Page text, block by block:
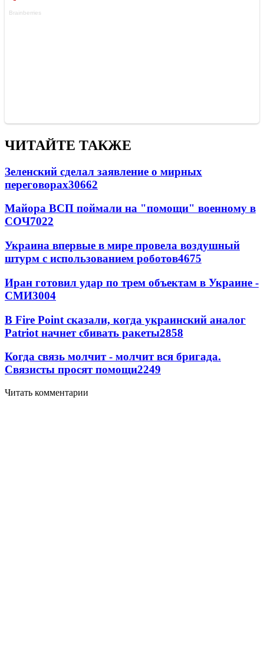
ЧИТАЙТЕ ТАКЖЕ
Зеленский сделал заявление о мирных
переговорах30662
Майора ВСП поймали на "помощи" военному в
СОЧ7022
Украина впервые в мире провела воздушный
штурм с использованием роботов4675
Иран готовил удар по трем объектам в Украине -
СМИ3004
В Fire Point сказали, когда украинский аналог
Patriot начнет сбивать ракеты2858
Когда связь молчит - молчит вся бригада.
Связисты просят помощи2249
Читать комментарии